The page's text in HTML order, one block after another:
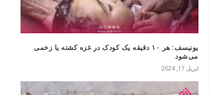
یونیسف: هر ۱۰ دقیقه یک کودک در غزه کشته یا زخمی
می‌شود
اپریل 17, 2024